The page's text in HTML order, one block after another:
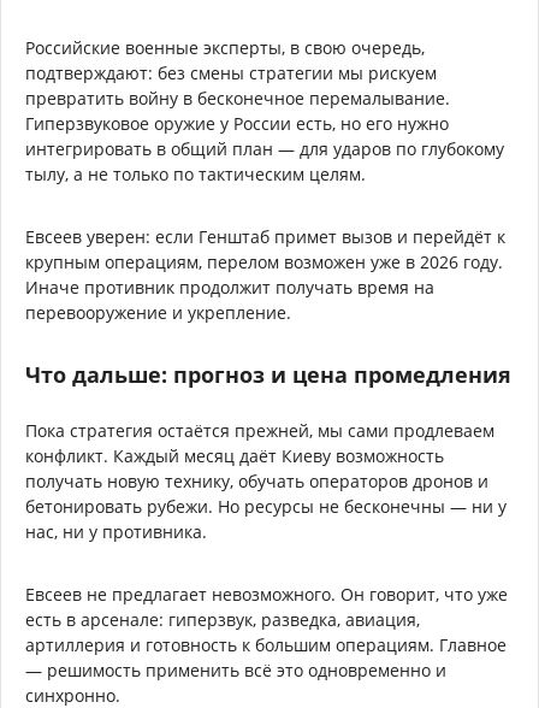
Российские военные эксперты, в свою очередь,
подтверждают: без смены стратегии мы рискуем
превратить войну в бесконечное перемалывание.
Гиперзвуковое оружие у России есть, но его нужно
интегрировать в общий план — для ударов по глубокому
тылу, а не только по тактическим целям.
Евсеев уверен: если Генштаб примет вызов и перейдёт к
крупным операциям, перелом возможен уже в 2026 году.
Иначе противник продолжит получать время на
перевооружение и укрепление.
Что дальше: прогноз и цена промедления
Пока стратегия остаётся прежней, мы сами продлеваем
конфликт. Каждый месяц даёт Киеву возможность
получать новую технику, обучать операторов дронов и
бетонировать рубежи. Но ресурсы не бесконечны — ни у
нас, ни у противника.
Евсеев не предлагает невозможного. Он говорит, что уже
есть в арсенале: гиперзвук, разведка, авиация,
артиллерия и готовность к большим операциям. Главное
— решимость применить всё это одновременно и
синхронно.